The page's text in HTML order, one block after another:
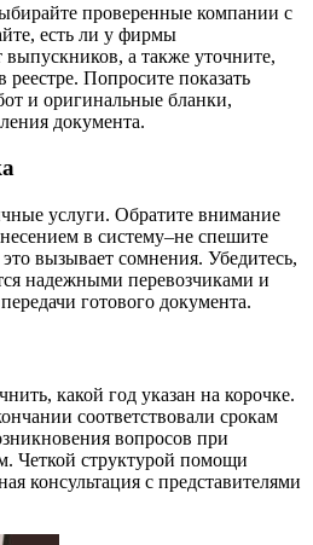
проверенные компании с
есть ли у фирмы
а также уточните,
реестре. Попросите показать
и оригинальные бланки,
документа.
услуги. Обратите внимание
в систему–не спешите
вызывает сомнения. Убедитесь,
надежными перевозчиками и
готового документа.
какой год указан на корочке.
соответствовали срокам
вопросов при
Четкой структурой помощи
консультация с представителями